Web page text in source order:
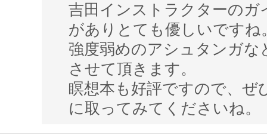
ハーフナマスカーラ（半分太陽礼拝）・・
スリアナマスカーラ（太陽礼拝）・・・基
ヴィラバドラーサナB（英雄のポーズB）・
トリコナアーサナ（三角のポーズ）・・・
プラサーリタ・パドーッタナーサナ（立位
股関節の柔軟性と強化
吉田インストラクターのガ
がありとても優しいですね
強度弱めのアシュタンガな
させて頂きます。
瞑想本も好評ですので、ぜ
に取ってみてくださいね。